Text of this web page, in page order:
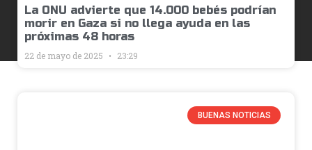
La ONU advierte que 14.000 bebés podrían
morir en Gaza si no llega ayuda en las
próximas 48 horas
22 de mayo de 2025 23:29
BUENAS NOTICIAS